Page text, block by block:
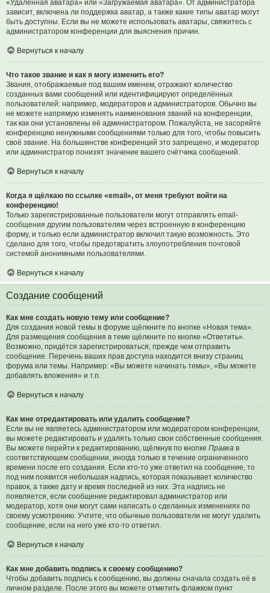
«Удалённая аватара» или «Загружаемая аватара». От администратора
зависит, включена ли поддержка аватар, а также какие типы аватар могут
быть доступны. Если вы не можете использовать аватары, свяжитесь с
администратором конференции для выяснения причин.
Вернуться к началу
Что такое звание и как я могу изменить его?
Звания, отображаемые под вашим именем, отражают количество
созданных вами сообщений или идентифицируют определённых
пользователей: например, модераторов и администраторов. Обычно вы
не можете напрямую изменять наименования званий на конференции,
так как они установлены её администратором. Пожалуйста, не засоряйте
конференцию ненужными сообщениями только для того, чтобы повысить
своё звание. На большинстве конференций это запрещено, и модератор
или администратор понизят значение вашего счётчика сообщений.
Вернуться к началу
Когда я щёлкаю по ссылке «email», от меня требуют войти на
конференцию!
Только зарегистрированные пользователи могут отправлять email-
сообщения другим пользователям через встроенную в конференцию
форму, и только если администратор включил такую возможность. Это
сделано для того, чтобы предотвратить злоупотребления почтовой
системой анонимными пользователями.
Вернуться к началу
Создание сообщений
Как мне создать новую тему или сообщение?
Для создания новой темы в форуме щёлкните по кнопке «Новая тема».
Для размещения сообщения в теме щёлкните по кнопке «Ответить».
Возможно, придётся зарегистрироваться, прежде чем отправить
сообщение. Перечень ваших прав доступа находится внизу страниц
форума или темы. Например: «Вы можете начинать темы», «Вы можете
добавлять вложения» и т.п.
Вернуться к началу
Как мне отредактировать или удалить сообщение?
Если вы не являетесь администратором или модератором конференции,
вы можете редактировать и удалять только свои собственные сообщения.
Вы можете перейти к редактированию, щёлкнув по кнопке Правка в
соответствующем сообщении, иногда только в течение ограниченного
времени после его создания. Если кто-то уже ответил на сообщение, то
под ним появится небольшая надпись, которая показывает количество
правок, а также дату и время последней из них. Эта надпись не
появляется, если сообщение редактировал администратор или
модератор, хотя они могут сами написать о сделанных изменениях по
своему усмотрению. Учтите, что обычные пользователи не могут удалить
сообщение, если на него уже кто-то ответил.
Вернуться к началу
Как мне добавить подпись к своему сообщению?
Чтобы добавить подпись к сообщению, вы должны сначала создать её в
личном разделе. После этого вы можете отметить флажком пункт